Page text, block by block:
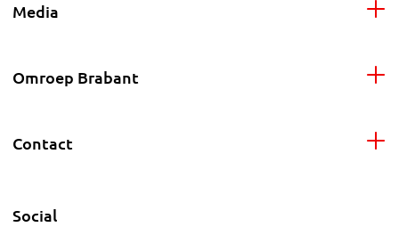
Media
Omroep Brabant
Contact
Social